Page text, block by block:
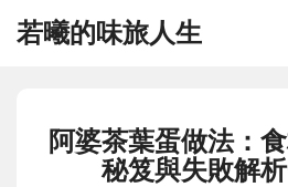
若曦的味旅人生
阿婆茶葉蛋做法：
秘笈與失敗解